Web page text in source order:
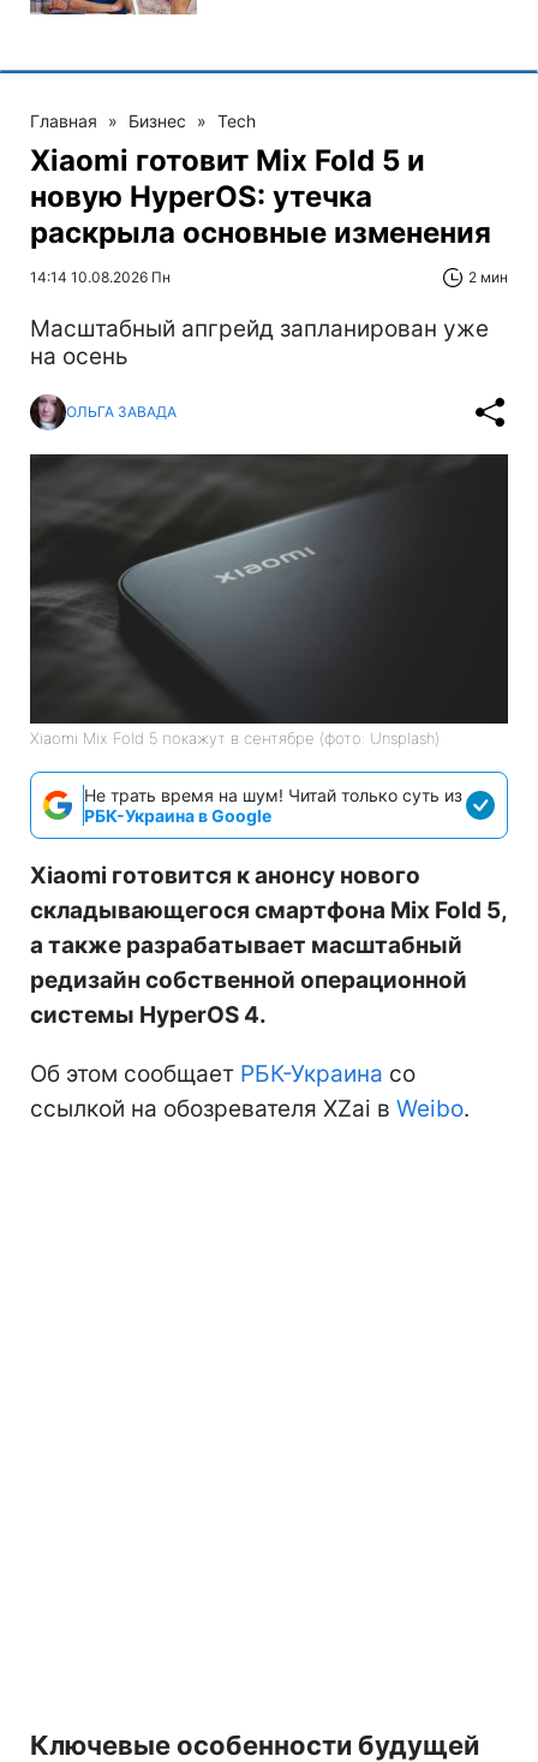
Главная » Бизнес » Tech
Xiaomi готовит Mix Fold 5 и
новую HyperOS: утечка
раскрыла основные изменения
14:14 10.08.2026 Пн 2 мин
Масштабный апгрейд запланирован уже
на осень
ОЛЬГА ЗАВАДА
Xiaomi Mix Fold 5 покажут в сентябре (фото: Unsplash)
Не трать время на шум! Читай только суть из
РБК-Украина в Google
Xiaomi готовится к анонсу нового
складывающегося смартфона Mix Fold 5,
а также разрабатывает масштабный
редизайн собственной операционной
системы HyperOS 4.
Об этом сообщает РБК-Украина со
ссылкой на обозревателя XZai в Weibo.
Ключевые особенности будущей